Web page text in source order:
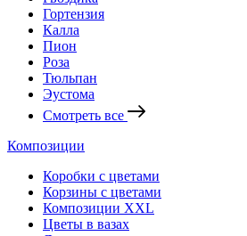
Гортензия
Калла
Пион
Роза
Тюльпан
Эустома
Смотреть все
Композиции
Коробки с цветами
Корзины с цветами
Композиции XXL
Цветы в вазах